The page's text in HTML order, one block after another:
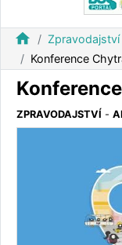
home Zpravodajství
Konference
ZPRAVODAJSTVÍ -